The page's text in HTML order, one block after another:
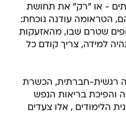
- או "רק" את תחושת
הטראומה עודנה נוכחת:
שטרם שבו, מהאזעקות
למידה, צריך קודם כל
רגשית-חברתית, הכשרת
והפיכת בריאות הנפש
הלימודים , אלו צעדים